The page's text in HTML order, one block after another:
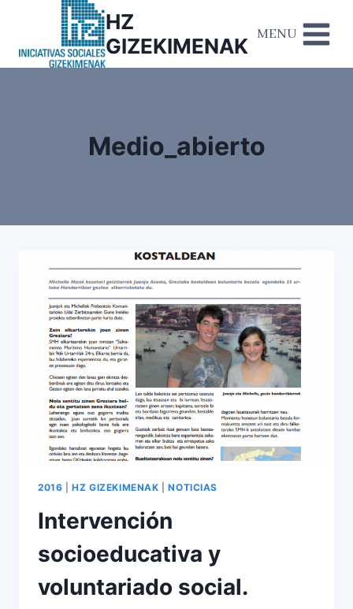
HZ
GIZEKIMENAK MENU
Medio_abierto
2016 |HZ GIZEKIMENAK |NOTICIAS
Intervención
socioeducativa y
voluntariado social.